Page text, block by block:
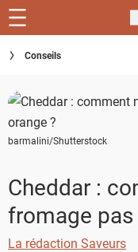
Skip
to
main
Recettes
Inspirations
Conseils
Actus
Téléchargez l'app Saveurs
Conseils
barmalini/Shutterstock
Cheddar :
fromage
La rédaction Saveurs